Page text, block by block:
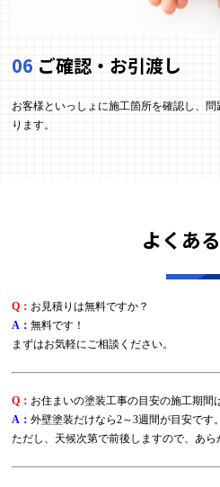
06 ご確認・お引渡し
お客様といっしょに施工箇所を確認し、
ります。
よくあ
Q： お見積りは無料ですか？
A： 無料です！
まずはお気軽にご相談ください。
Q： お住まいの塗装工事の目安の施工期間
A： 外壁塗装だけなら2～3週間が目安です。
ただし、天候次第で前後しますので、あら